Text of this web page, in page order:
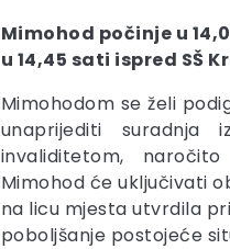
Mimohod počinje u
u 14,45 sati ispred SŠ
Mimohodom se želi
unaprijediti suradnja
invaliditetom,
Mimohod će uključivati
na licu mjesta utvrdila
poboljšanje postojeće